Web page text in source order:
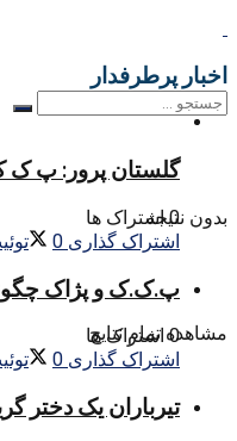
بدون نتیجه
مشاهده تمام نتایج
اخبار پرطرفدار
گلستان پرور: پ
0 اشتراک ها
اشتراک گذاری 0
پ.ک.ک و پژاک
0 اشتراک ها
اشتراک گذاری 0
تیرباران یک دختر